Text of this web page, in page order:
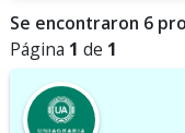
Se encontraron 6
Página 1 de 1